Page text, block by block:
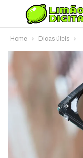
Home Dicas úteis